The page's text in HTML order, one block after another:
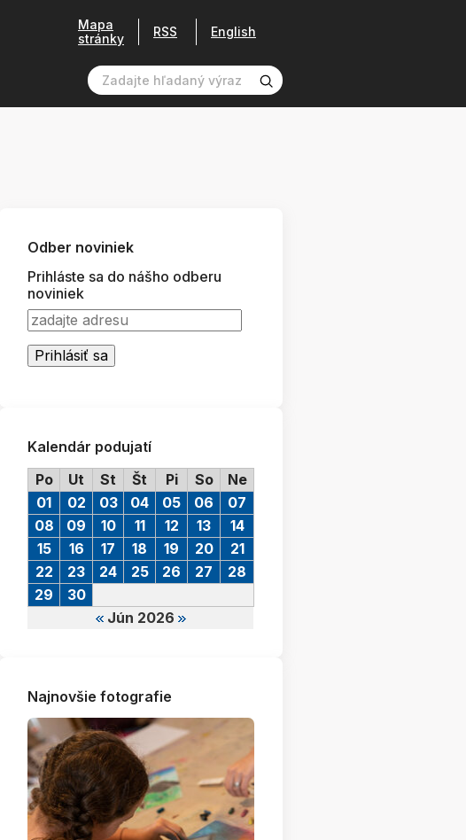
Mapa
stránky
RSS English
Odber noviniek
Prihláste sa do nášho odberu
noviniek
Kalendár podujatí
Po
Ut St Št Pi So Ne
Jún 2026
01 02 03 04 05 06
07
08
09 10 11 12 13
14
15
16 17 18 19 20
21
22
23 24 25 26 27
28
29
30
Najnovšie fotografie